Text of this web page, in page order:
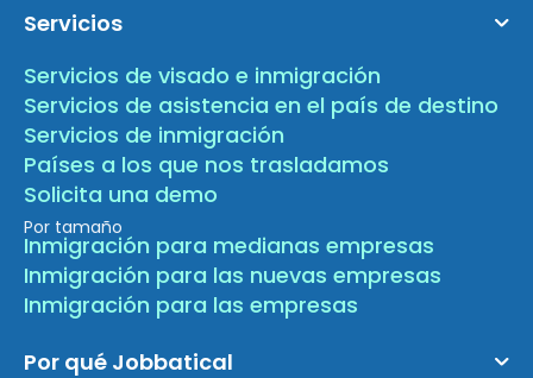
Servicios
Servicios de visado e inmigración
Servicios de asistencia en el país de destino
Servicios de inmigración
Países a los que nos trasladamos
Solicita una demo
Por tamaño
Inmigración para medianas empresas
Inmigración para las nuevas empresas
Inmigración para las empresas
Por qué Jobbatical